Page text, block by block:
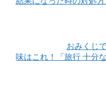
おみくじ
味はこれ！「旅行 十分